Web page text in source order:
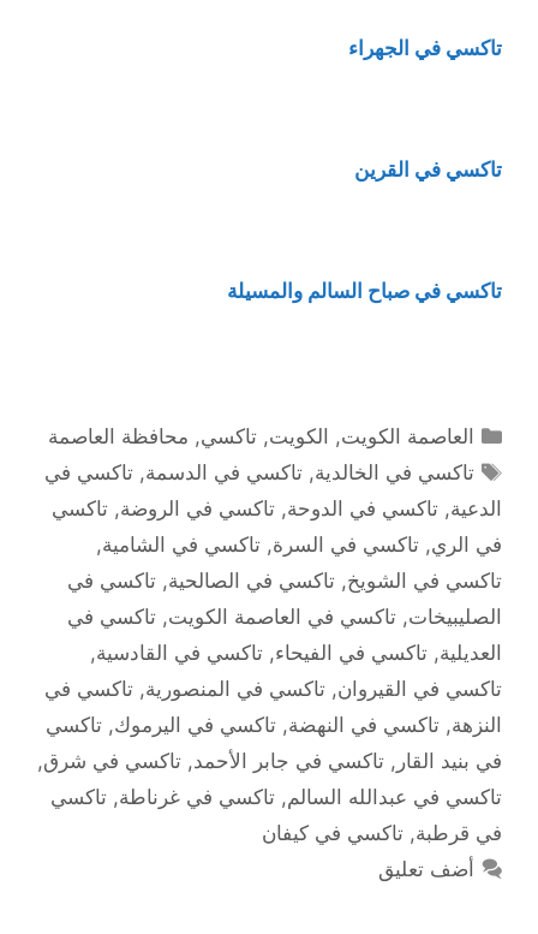
تاكسي في الجهراء
تاكسي في القرين
تاكسي في صباح السالم والمسيلة
التصنيفات
العاصمة الكويت, الكويت,تاكسي, محافظة العاصمة
الوسوم
تاكسي في الخالدية,تاكسي في الدسمة,تاكسي في
الدعية, تاكسي في الدوحة, تاكسي في الروضة, تاكسي
في الري, تاكسي في السرة, تاكسي في الشامية,
تاكسي في الشويخ, تاكسي في الصالحية, تاكسي في
الصليبيخات, تاكسي في العاصمة الكويت, تاكسي في
العديلية, تاكسي في الفيحاء, تاكسي في القادسية,
تاكسي في القيروان, تاكسي في المنصورية, تاكسي في
النزهة, تاكسي في النهضة, تاكسي في اليرموك, تاكسي
في بنيد القار , تاكسي في جابر الأحمد, تاكسي في شرق,
تاكسي في عبدالله السالم, تاكسي في غرناطة, تاكسي
في قرطبة, تاكسي في كيفان
أضف تعليق